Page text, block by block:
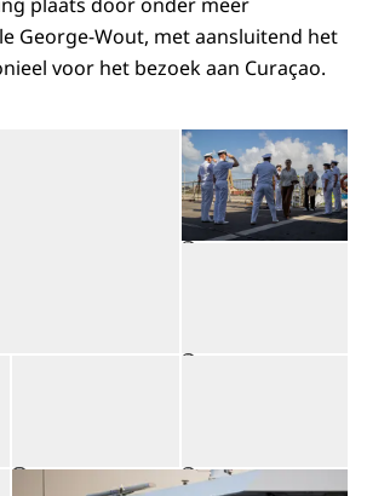
George-Wout, met aansluitend het
voor het bezoek aan Curaçao.
Open de galerij in
©
©
Open de galerij in vergrote weergave
Open de galerij in
© ©
Open de galerij in vergrote weergave